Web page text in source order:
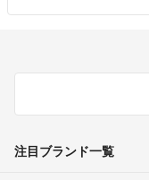
注目ブランド一覧